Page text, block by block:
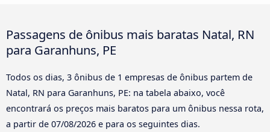
Passagens de ônibus mais baratas Natal, RN
para Garanhuns, PE
Todos os dias, 3 ônibus de 1 empresas de ônibus partem de
Natal, RN para Garanhuns, PE: na tabela abaixo, você
encontrará os preços mais baratos para um ônibus nessa rota,
a partir de 07/08/2026 e para os seguintes dias.